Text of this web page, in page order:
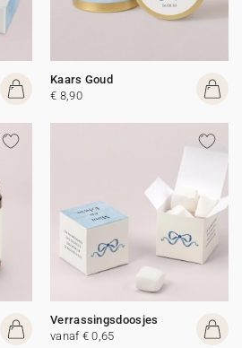
Kaars Goud
€ 8,90
Verrassingsdoosjes
vanaf € 0,65